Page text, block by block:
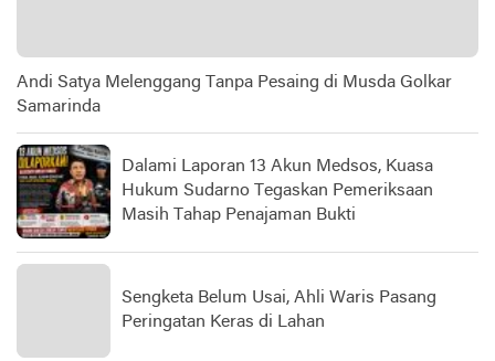
Andi Satya Melenggang Tanpa Pesaing di Musda Golkar
Samarinda
Dalami Laporan 13 Akun Medsos, Kuasa
Hukum Sudarno Tegaskan Pemeriksaan
Masih Tahap Penajaman Bukti
Sengketa Belum Usai, Ahli Waris Pasang
Peringatan Keras di Lahan